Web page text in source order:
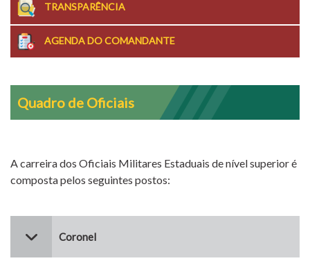
TRANSPARÊNCIA
AGENDA DO COMANDANTE
Quadro de Oficiais
A carreira dos Oficiais Militares Estaduais de nível superior é
composta pelos seguintes postos:
Coronel